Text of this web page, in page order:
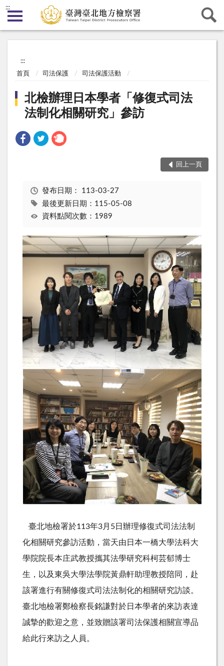
:::
:::
首頁 司法保護 司法保護活動
北檢辦理日本學者「修復式司法
法制化相關研究」參訪
回上一頁
發布日期： 113-03-27
最後更新日期：115-05-08
資料點閱次數：1989
臺北地檢署於113年3月 5日辦理修復式司法法制
化相關研究參訪活動，當天由日本一橋大學法科大
學院院長本庄武教授攜其法學研究科柯芸郁博士
生，以及東吳大學法學院黃鼎軒助理教授陪同，赴
該署進行有關修復式司法法制化的相關研究訪談。
臺北地檢署鄭檢察長銘謙對於日本學者的來訪表達
誠摯的歡迎之意，並致贈該署司法保護相關宣導品
給此行來訪之人員。